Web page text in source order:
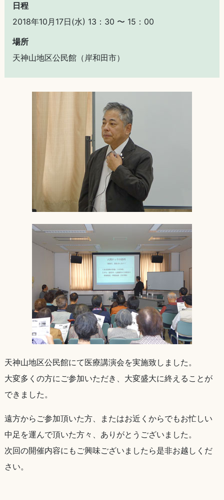
日程
2018年10月17日(水) 13：30 〜 15：00
場所
天神山地区公民館（岸和田市）
天神山地区公民館にて医療講演会を実施致しました。
大変多くの方にご参加いただき、大変盛大に終えることが
できました。
遠方からご参加頂いた方、またはお近くからでもお忙しい
中足を運んで頂いた方々、ありがとうございました。
次回の開催内容にもご興味ございましたら是非お越しくだ
さい。